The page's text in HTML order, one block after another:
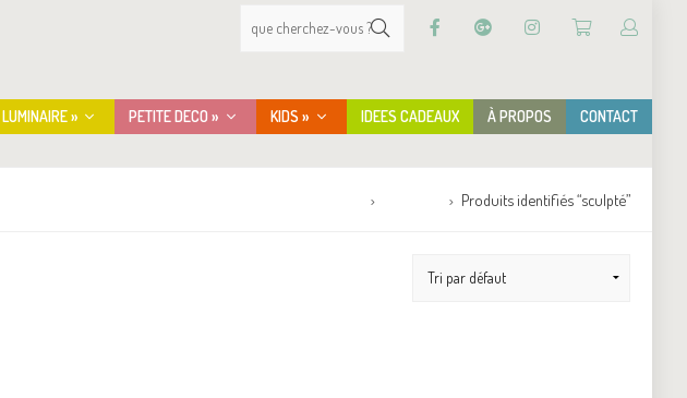
LUMINAIRE » PETITE DECO » KIDS » IDEES CADEAUX À PROPOS CONTACT
Produits identifiés “sculpté”